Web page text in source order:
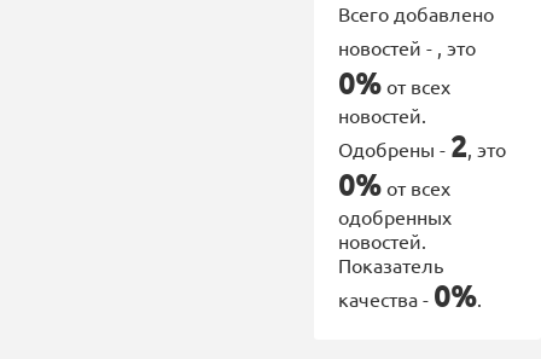
Всего добавлено
новостей - , это
0% от всех
новостей.
Одобрены - 2, это
0% от всех
одобренных
новостей.
Показатель
качества - 0%.